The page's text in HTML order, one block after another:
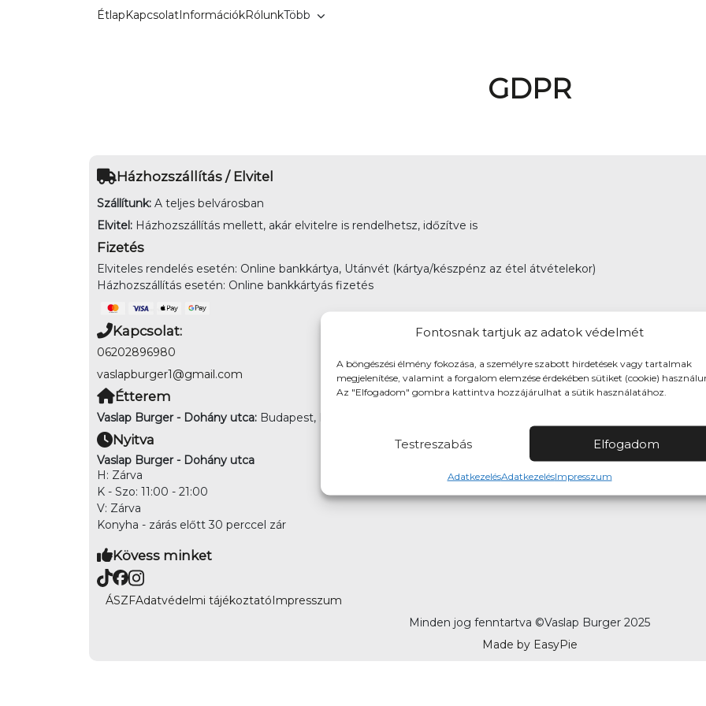
Fontosnak tartjuk az adatok védelmét
A böngészési élmény fokozása, a személyre szabott hirdetések vagy tartalmak
megjelenítése, valamint a forgalom elemzése érdekében sütiket (cookie)
Az "Elfogadom" gombra kattintva hozzájárulhat a sütik használatához.
Elfogadom
Testreszabás
AdatkezelésAdatkezelésImpresszum
ÉtlapKapcsolatInformációkRólunkTöbb
GDPR
Házhozszállítás / Elvitel
Szállítunk: A teljes belvárosban
Elvitel: Házhozszállítás mellett, akár elvitelre is rendelhetsz, időzítve is
Fizetés
Elviteles rendelés esetén: Online bankkártya, Utánvét (kártya/készpénz az étel átvételekor)
Házhozszállítás esetén: Online bankkártyás fizetés
Kapcsolat:
06202896980
vaslapburger1@gmail.com
Étterem
Vaslap Burger - Dohány utca: Budapest, Dohány utca, 59/B, 1074
Nyitva
Vaslap Burger - Dohány utca
H: Zárva
K - Szo: 11:00 - 21:00
V: Zárva
Konyha - zárás előtt 30 perccel zár
Kövess minket
ÁSZFAdatvédelmi tájékoztatóImpresszum
Minden jog fenntartva ©Vaslap Burger 2025
Made by EasyPie